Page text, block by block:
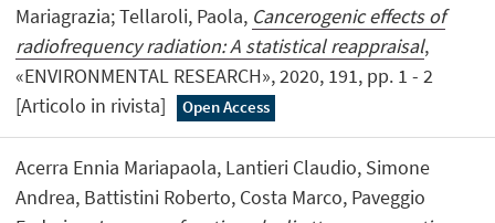
Mariagrazia; Tellaroli, Paola, Cancerogenic effects of
radiofrequency radiation: A statistical reappraisal,
«ENVIRONMENTAL RESEARCH», 2020, 191, pp. 1 - 2
[Articolo in rivista]
Open Access
Acerra Ennia Mariapaola, Lantieri Claudio, Simone
Andrea, Battistini Roberto, Costa Marco, Paveggio